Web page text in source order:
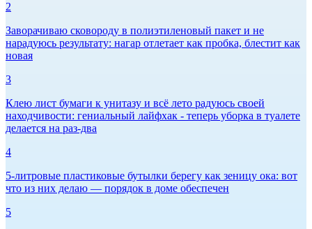
2
Заворачиваю сковороду в полиэтиленовый пакет и не
нарадуюсь результату: нагар отлетает как пробка, блестит как
новая
3
Клею лист бумаги к унитазу и всё лето радуюсь своей
находчивости: гениальный лайфхак - теперь уборка в туалете
делается на раз-два
4
5-литровые пластиковые бутылки берегу как зеницу ока: вот
что из них делаю — порядок в доме обеспечен
5